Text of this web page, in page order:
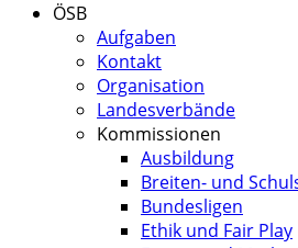
ÖSB
Aufgaben
Kontakt
Organisation
Landesverbände
Kommissionen
Ausbildung
Breiten- und
Bundesligen
Ethik und Fair Play